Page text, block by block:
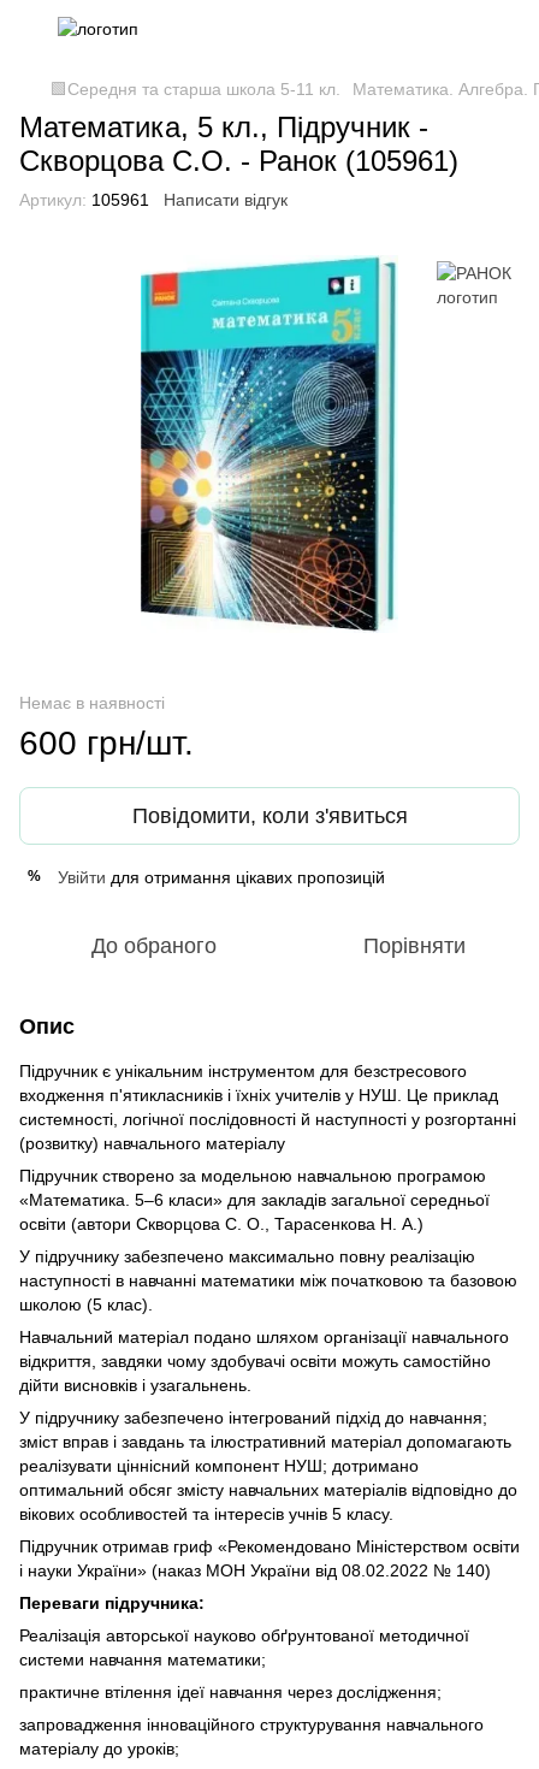
🟩Середня та старша школа 5-11 кл. Математика. Алгебра.
Математика, 5 кл., Підручник -
Скворцова С.О. - Ранок (105961)
Артикул: 105961 Написати відгук
Немає в наявності
600 грн/шт.
Повідомити, коли з'явиться
% Увійти для отримання цікавих пропозицій
До обраного Порівняти
Опис
Підручник є унікальним інструментом для безстресового
входження п'ятикласників і їхніх учителів у НУШ. Це приклад
системності, логічної послідовності й наступності у розгортанні
(розвитку) навчального матеріалу
Підручник створено за модельною навчальною програмою
«Математика. 5–6 класи» для закладів загальної середньої
освіти (автори Скворцова С. О., Тарасенкова Н. А.)
У підручнику забезпечено максимально повну реалізацію
наступності в навчанні математики між початковою та базовою
школою (5 клас).
Навчальний матеріал подано шляхом організації навчального
відкриття, завдяки чому здобувачі освіти можуть самостійно
дійти висновків і узагальнень.
У підручнику забезпечено інтегрований підхід до навчання;
зміст вправ і завдань та ілюстративний матеріал допомагають
реалізувати ціннісний компонент НУШ; дотримано
оптимальний обсяг змісту навчальних матеріалів відповідно до
вікових особливостей та інтересів учнів 5 класу.
Підручник отримав гриф «Рекомендовано Міністерством освіти
і науки України» (наказ МОН України від 08.02.2022 № 140)
Переваги підручника:
Реалізація авторської науково обґрунтованої методичної
системи навчання математики;
практичне втілення ідеї навчання через дослідження;
запровадження інноваційного структурування навчального
матеріалу до уроків;